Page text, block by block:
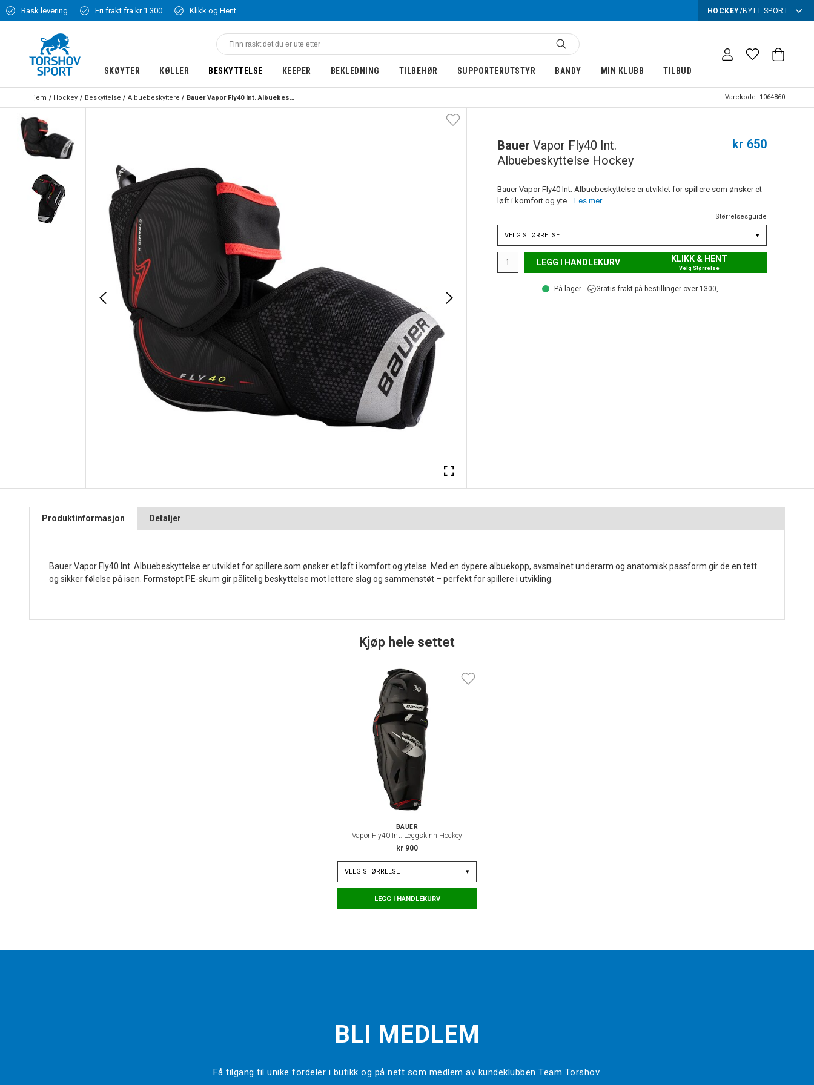
Rask levering Fri frakt fra kr 1 300 Klikk og Hent HOCKEY/BYTT SPORT
SKØYTER KØLLER BESKYTTELSE KEEPER BEKLEDNING TILBEHØR SUPPORTERUTSTYR BANDY MIN KLUBB TILBUD
Hjem Hockey Beskyttelse Albuebeskyttere Bauer Vapor Fly40 Int. Albuebeskyttelse Hockey Varekode: 1064860
Bauer Vapor Fly40 Int.
Albuebeskyttelse Hockey
kr 650
Bauer Vapor Fly40 Int. Albuebeskyttelse er utviklet for spillere som ønsker et
løft i komfort og yte... Les mer.
Størrelsesguide
VELG STØRRELSE ▾
LEGG I HANDLEKURV KLIKK & HENT
Velg Størrelse
På lager Gratis frakt på bestillinger over 1300,-.
Produktinformasjon Detaljer
Bauer Vapor Fly40 Int. Albuebeskyttelse er utviklet for spillere som ønsker et løft i komfort og ytelse. Med en dypere albuekopp, avsmalnet underarm og anatomisk passform gir de en tett
og sikker følelse på isen. Formstøpt PE-skum gir pålitelig beskyttelse mot lettere slag og sammenstøt – perfekt for spillere i utvikling.
Kjøp hele settet
BAUER
Vapor Fly40 Int. Leggskinn Hockey
kr 900
VELG STØRRELSE ▾
LEGG I HANDLEKURV
BLI MEDLEM
Få tilgang til unike fordeler i butikk og på nett som medlem av kundeklubben Team Torshov.